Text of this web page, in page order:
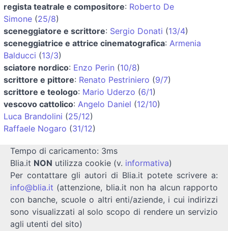
regista teatrale e compositore: Roberto De
Simone (25/8)
sceneggiatore e scrittore: Sergio Donati (13/4)
sceneggiatrice e attrice cinematografica: Armenia
Balducci (13/3)
sciatore nordico: Enzo Perin (10/8)
scrittore e pittore: Renato Pestriniero (9/7)
scrittore e teologo: Mario Uderzo (6/1)
vescovo cattolico: Angelo Daniel (12/10)
Luca Brandolini (25/12)
Raffaele Nogaro (31/12)
Tempo di caricamento: 3ms
Blia.it NON utilizza cookie (v. informativa)
Per contattare gli autori di Blia.it potete scrivere a:
info@blia.it (attenzione, blia.it non ha alcun rapporto
con banche, scuole o altri enti/aziende, i cui indirizzi
sono visualizzati al solo scopo di rendere un servizio
agli utenti del sito)